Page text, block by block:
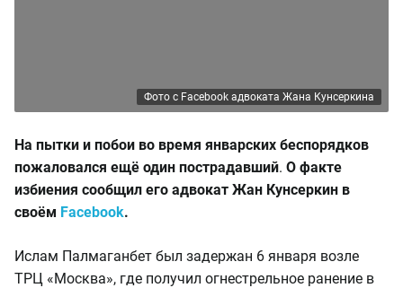
Фото с Facebook адвоката Жана Кунсеркина
На пытки и побои во время январских беспорядков
пожаловался ещё один пострадавший. О факте
избиения сообщил его адвокат Жан Кунсеркин в
своём Facebook.
Ислам Палмаганбет был задержан 6 января возле
ТРЦ «Москва», где получил огнестрельное ранение в